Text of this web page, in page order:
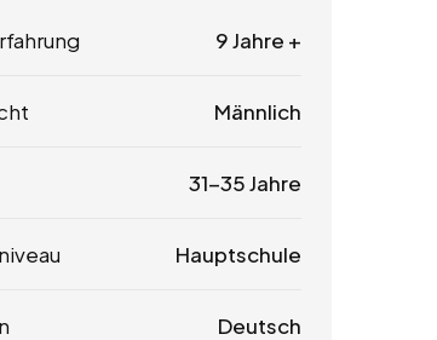
9 Jahre +
Männlich
31-35 Jahre
Hauptschule
Deutsch